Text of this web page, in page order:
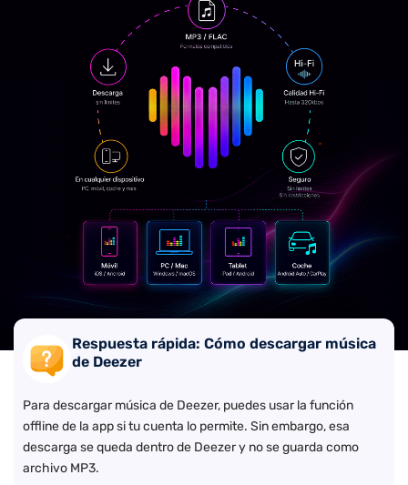
Respuesta rápida: Cómo descargar música
de Deezer
Para descargar música de Deezer, puedes usar la función
offline de la app si tu cuenta lo permite. Sin embargo, esa
descarga se queda dentro de Deezer y no se guarda como
archivo MP3.